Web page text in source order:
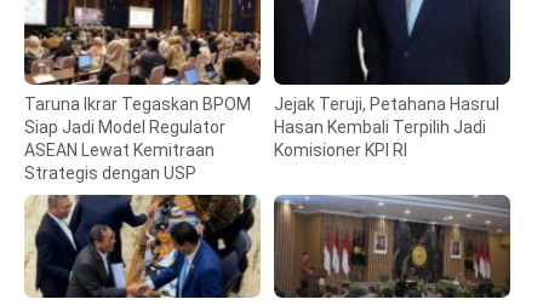
Taruna Ikrar Tegaskan BPOM
Siap Jadi Model Regulator
ASEAN Lewat Kemitraan
Strategis dengan USP
Jejak Teruji, Petahana Hasrul
Hasan Kembali Terpilih Jadi
Komisioner KPI RI